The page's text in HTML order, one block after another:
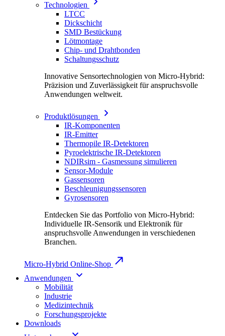
Technologien
LTCC
Dickschicht
SMD Bestückung
Lötmontage
Chip- und Drahtbonden
Schaltungsschutz
Innovative Sensortechnologien von Micro-Hybrid:
Präzision und Zuverlässigkeit für anspruchsvolle
Anwendungen weltweit.
Produktlösungen
IR-Komponenten
IR-Emitter
Thermopile IR-Detektoren
Pyroelektrische IR-Detektoren
NDIRsim - Gasmessung simulieren
Sensor-Module
Gassensoren
Beschleunigungssensoren
Gyrosensoren
Entdecken Sie das Portfolio von Micro-Hybrid:
Individuelle IR-Sensorik und Elektronik für
anspruchsvolle Anwendungen in verschiedenen
Branchen.
Micro-Hybrid Online-Shop
Anwendungen
Mobilität
Industrie
Medizintechnik
Forschungsprojekte
Downloads